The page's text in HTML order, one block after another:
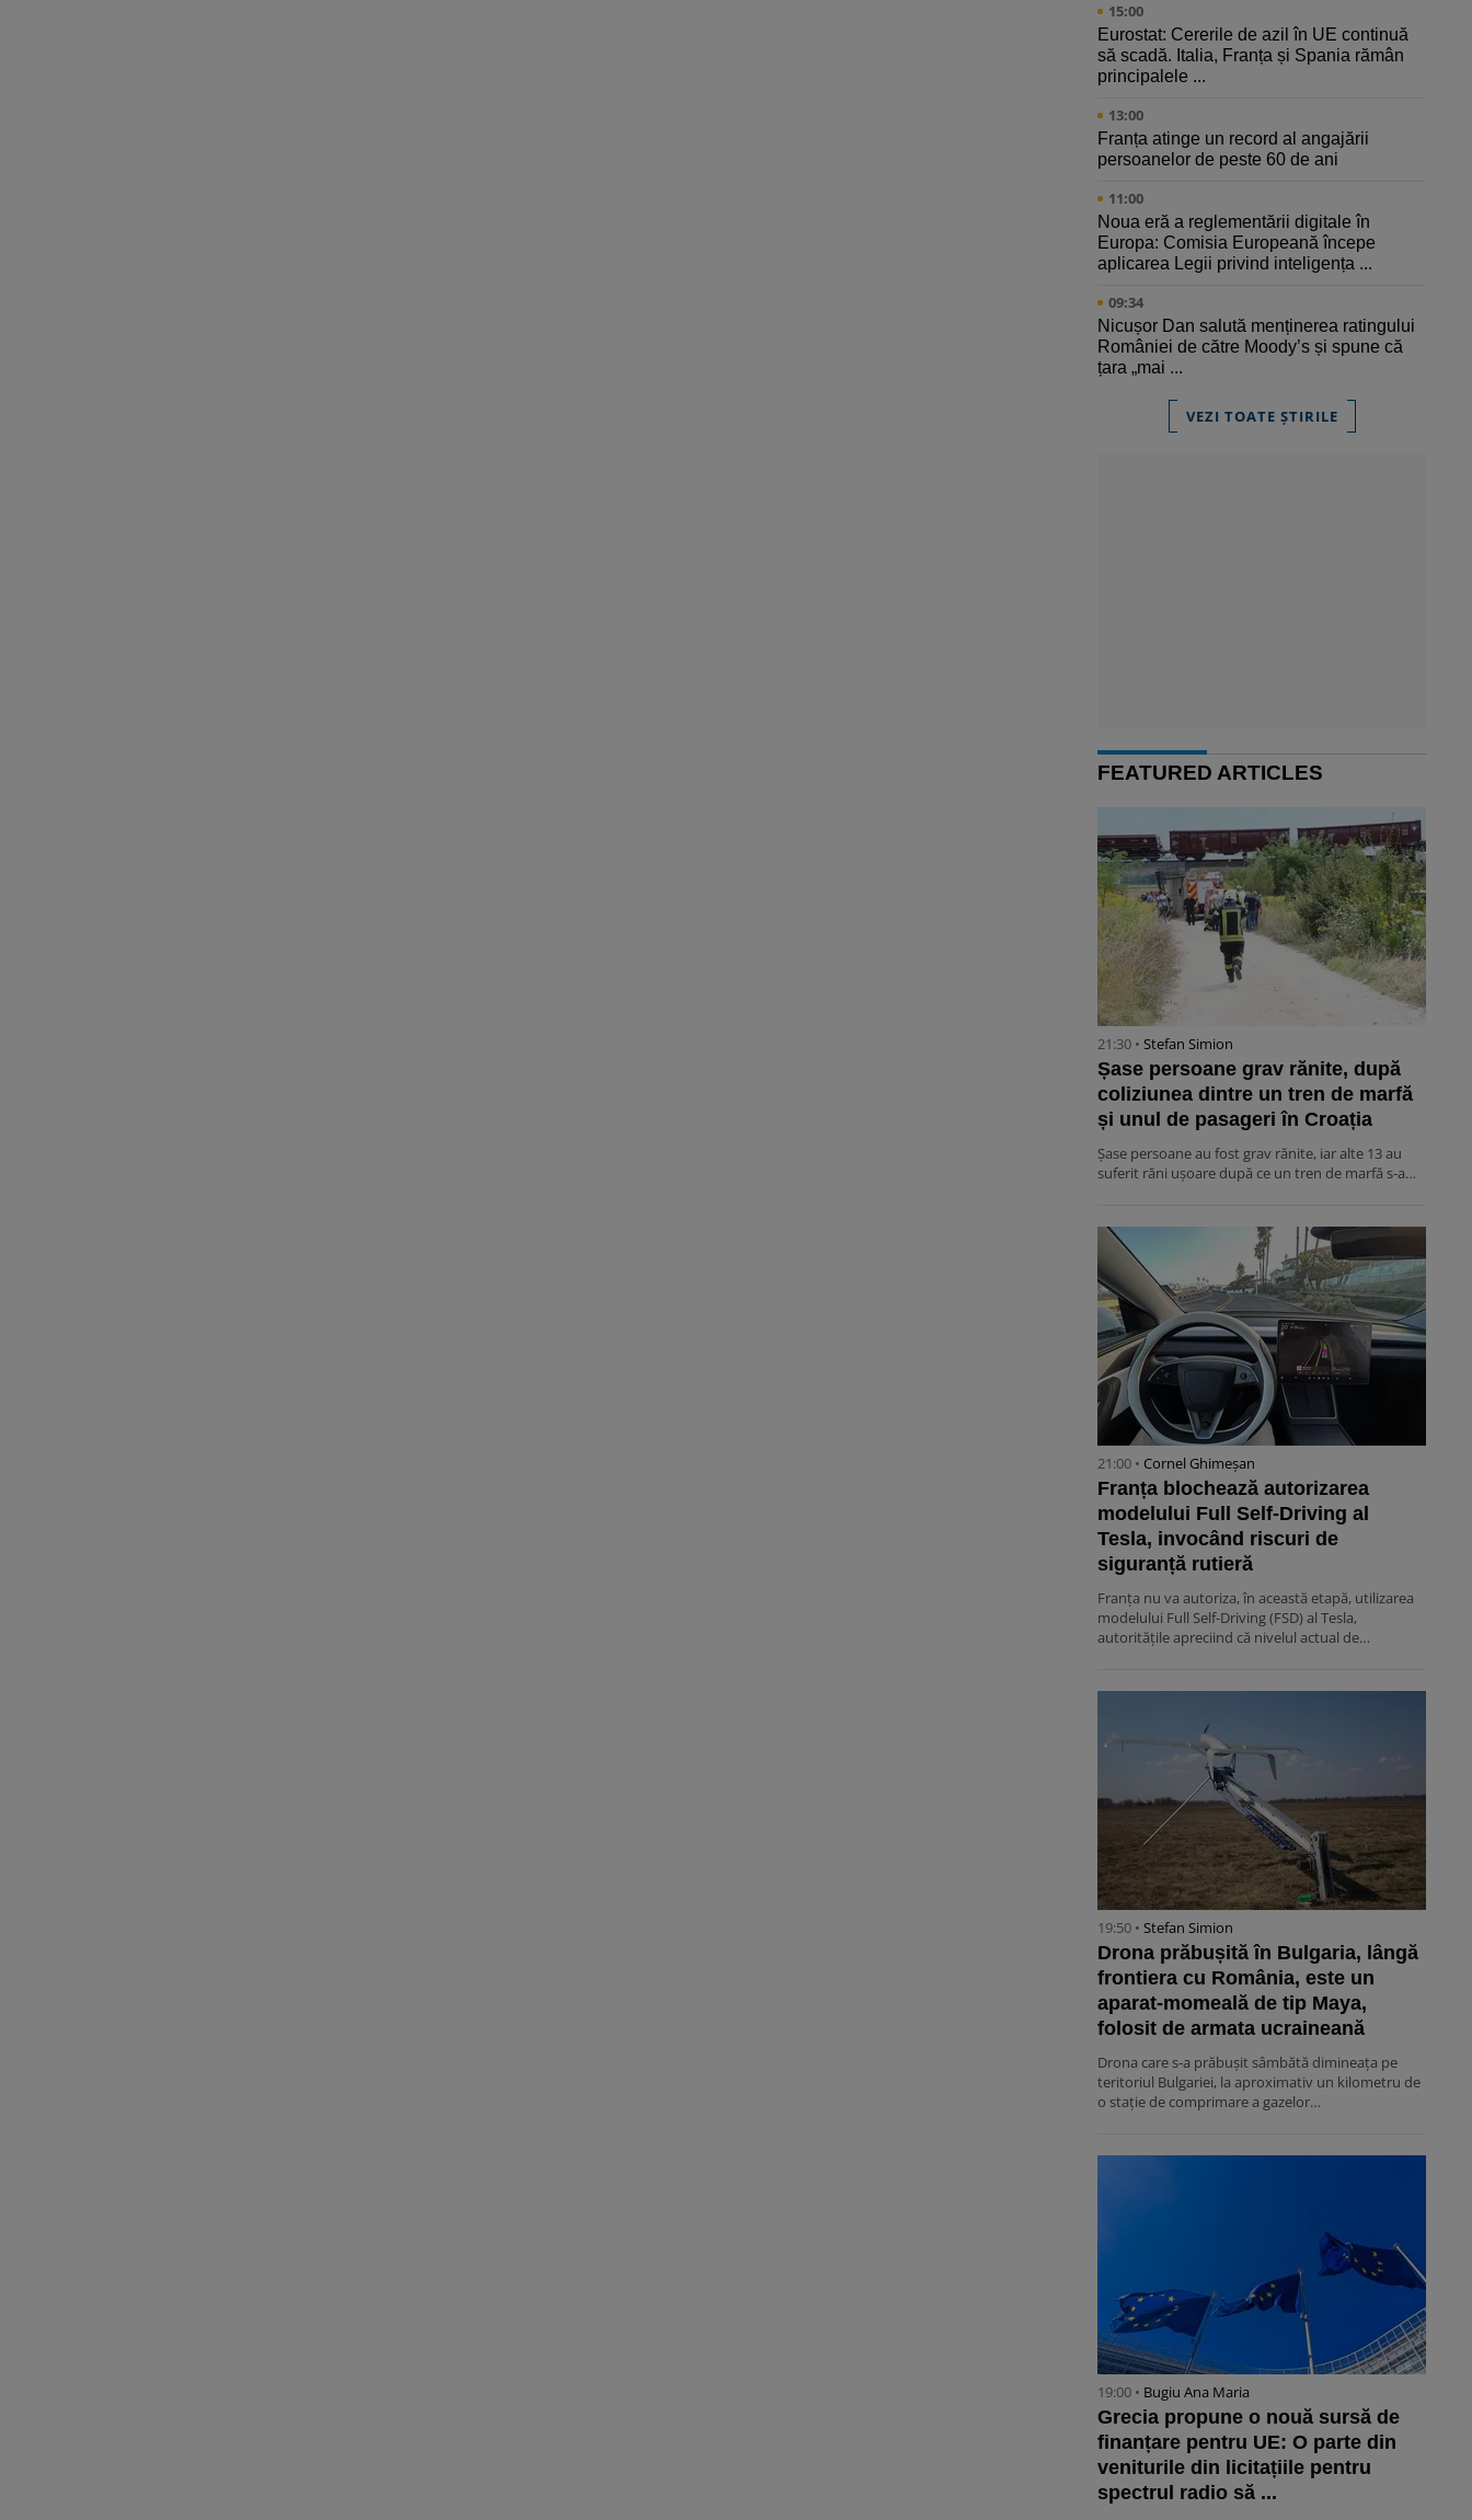
15:00
Eurostat: Cererile de azil în UE continuă
să scadă. Italia, Franța și Spania rămân
principalele ...
13:00
Franța atinge un record al angajării
persoanelor de peste 60 de ani
11:00
Noua eră a reglementării digitale în
Europa: Comisia Europeană începe
aplicarea Legii privind inteligența ...
09:34
Nicușor Dan salută menținerea ratingului
României de către Moody’s și spune că
țara „mai ...
VEZI TOATE ȘTIRILE
FEATURED ARTICLES
21:30 • Stefan Simion
Șase persoane grav rănite, după
coliziunea dintre un tren de marfă
și unul de pasageri în Croația
Șase persoane au fost grav rănite, iar alte 13 au
suferit răni ușoare după ce un tren de marfă s-a…
21:00 • Cornel Ghimeșan
Franța blochează autorizarea
modelului Full Self-Driving al
Tesla, invocând riscuri de
siguranță rutieră
Franța nu va autoriza, în această etapă, utilizarea
modelului Full Self-Driving (FSD) al Tesla,
autoritățile apreciind că nivelul actual de…
19:50 • Stefan Simion
Drona prăbușită în Bulgaria, lângă
frontiera cu România, este un
aparat-momeală de tip Maya,
folosit de armata ucraineană
Drona care s-a prăbușit sâmbătă dimineața pe
teritoriul Bulgariei, la aproximativ un kilometru de
o stație de comprimare a gazelor…
19:00 • Bugiu ⁠Ana Maria
Grecia propune o nouă sursă de
finanțare pentru UE: O parte din
veniturile din licitațiile pentru
spectrul radio să ...